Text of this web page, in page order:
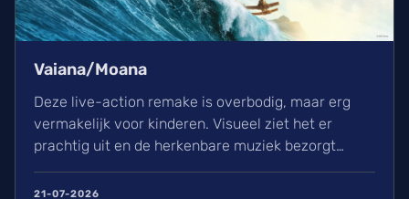
Vaiana/Moana
Deze live-action remake is overbodig, maar erg
vermakelijk voor kinderen. Visueel ziet het er
prachtig uit en de herkenbare muziek bezorgt
avontuur voor een heerlijke ervaring in de
21-07-2026